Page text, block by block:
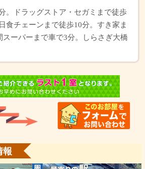
。ドラッグストア・セガミまで徒歩
食チェーンまで徒歩10分。すき家ま
スーパーまで車で3分。しらさぎ大橋
報